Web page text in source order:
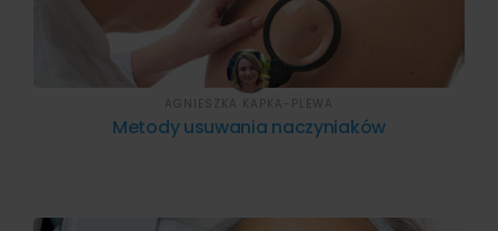
Metody usuwania naczyniaków
AGNIESZKA KAPKA-PLEWA